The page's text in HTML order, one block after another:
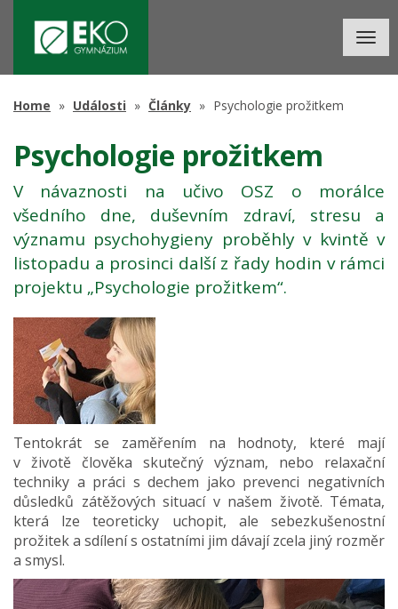
Home Události Články Psychologie prožitkem
Psychologie prožitkem
V návaznosti na učivo OSZ o morálce
všedního dne, duševním zdraví, stresu a
významu psychohygieny proběhly v kvintě v
listopadu a prosinci další z řady hodin v rámci
projektu „Psychologie prožitkem“.
Tentokrát se zaměřením na hodnoty, které mají
v životě člověka skutečný význam, nebo relaxační
techniky a práci s dechem jako prevenci negativních
důsledků zátěžových situací v našem životě. Témata,
která lze teoreticky uchopit, ale sebezkušenostní
prožitek a sdílení s ostatními jim dávají zcela jiný rozměr
a smysl.